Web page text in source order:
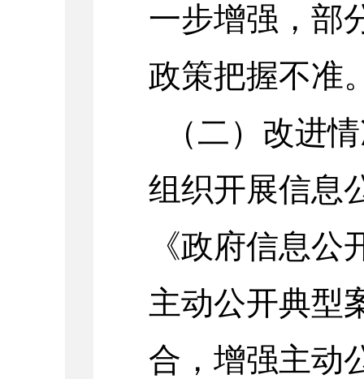
一步增强，部
政策把握不准
（二）改进
组织开展信息
《政府信息
主动公开典型
合，增强主动